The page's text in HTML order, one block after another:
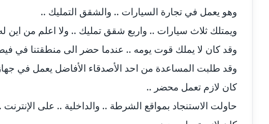
مدونة آيات القاضي عاملة
مدونة ايمان الدواخلي عاملة
مدونة ايمان النادي عاملة
وهو يعمل في تجارة السيارات .. والشقق التمليك ..
ويمتلك ثلاث سيارات .. واربع شقق تمليك .. ولا اعلم من اين
وقد كان لا يملك قوت يومه .. عندما حضر الى منطقتنا في
وقد طلبت المساعدة من احد الأصدقاء الأفاضل يعمل في
كان لازم تعمل محضر ..
حاولت الاستنجاد بمواقع الشرطة .. والداخلية .. على